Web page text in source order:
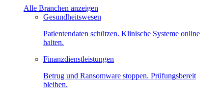
Alle Branchen anzeigen
Gesundheitswesen
Patientendaten schützen. Klinische Systeme online
halten.
Finanzdienstleistungen
Betrug und Ransomware stoppen. Prüfungsbereit
bleiben.